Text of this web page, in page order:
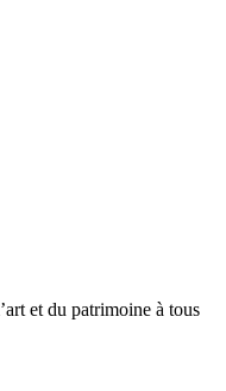
et du patrimoine à tous